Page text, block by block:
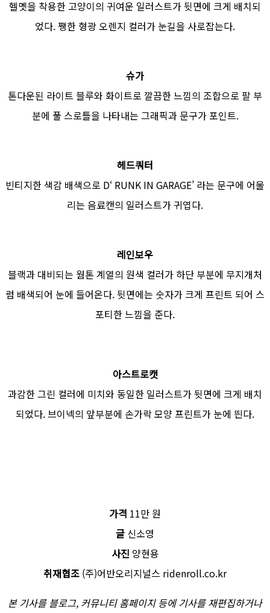
헬멧을 착용한 고양이의 귀여운 일러스트가 뒷면에 크게 배치되
었다. 쨍한 형광 오렌지 컬러가 눈길을 사로잡는다.
슈가
톤다운된 라이트 블루와 화이트로 깔끔한 느낌의 조합으로 팔 부
분에 풀 스로틀을 나타내는 그래픽과 문구가 포인트.
헤드쿼터
빈티지한 색감 배색으로 D‘ RUNK IN GARAGE’ 라는 문구에 어울
리는 음료캔의 일러스트가 귀엽다.
레인보우
블랙과 대비되는 웜톤 계열의 원색 컬러가 하단 부분에 무지개처
럼 배색되어 눈에 들어온다. 뒷면에는 숫자가 크게 프린트 되어 스
포티한 느낌을 준다.
아스트로캣
과감한 그린 컬러에 미치와 동일한 일러스트가 뒷면에 크게 배치
되었다. 브이넥의 앞부분에 손가락 모양 프린트가 눈에 띈다.
가격 11만 원
글 신소영
사진 양현용
취재협조 (주)어반오리지널스 ridenroll.co.kr
본 기사를 블로그, 커뮤니티 홈페이지 등에 기사를 재편집하거나